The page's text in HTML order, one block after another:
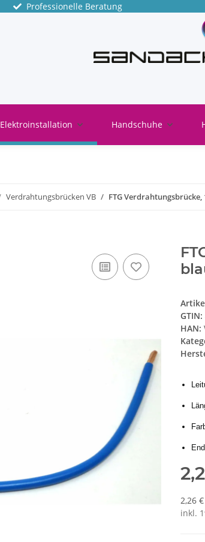
Professionelle Beratung
Elektroinstallation Handschuhe
Verdrahtungsbrücken VB FTG
GTIN:
HAN:
2,26
inkl.